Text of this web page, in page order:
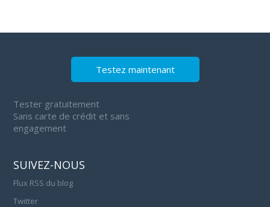
Testez maintenant
Tester gratuitement
Sans carte de crédit et sans
engagement
SUIVEZ-NOUS
Flux RSS du blog
Twitter